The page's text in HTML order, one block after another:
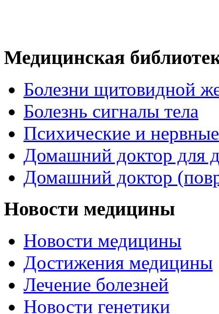
Медицинская
Болезни щитовидной
Болезнь сигналы тела
Психические и
Домашний доктор для
Домашний доктор
Новости медицины
Новости медицины
Достижения медицины
Лечение болезней
Новости генетики